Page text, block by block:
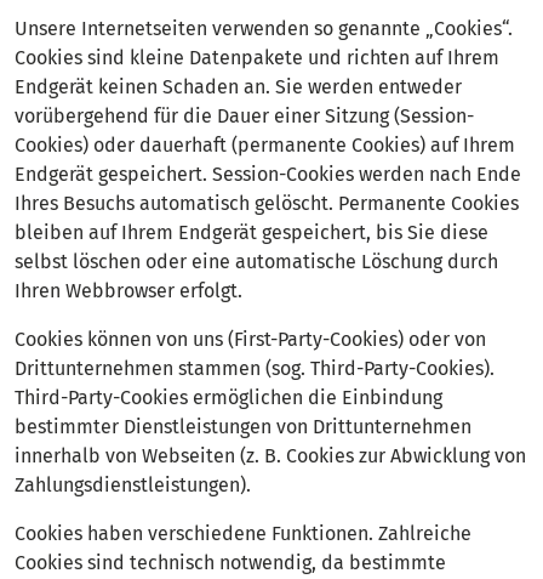
Unsere Internetseiten verwenden so genannte „Cookies“.
Cookies sind kleine Datenpakete und richten auf Ihrem
Endgerät keinen Schaden an. Sie werden entweder
vorübergehend für die Dauer einer Sitzung (Session-
Cookies) oder dauerhaft (permanente Cookies) auf Ihrem
Endgerät gespeichert. Session-Cookies werden nach Ende
Ihres Besuchs automatisch gelöscht. Permanente Cookies
bleiben auf Ihrem Endgerät gespeichert, bis Sie diese
selbst löschen oder eine automatische Löschung durch
Ihren Webbrowser erfolgt.
Cookies können von uns (First-Party-Cookies) oder von
Drittunternehmen stammen (sog. Third-Party-Cookies).
Third-Party-Cookies ermöglichen die Einbindung
bestimmter Dienstleistungen von Drittunternehmen
innerhalb von Webseiten (z. B. Cookies zur Abwicklung von
Zahlungsdienstleistungen).
Cookies haben verschiedene Funktionen. Zahlreiche
Cookies sind technisch notwendig, da bestimmte